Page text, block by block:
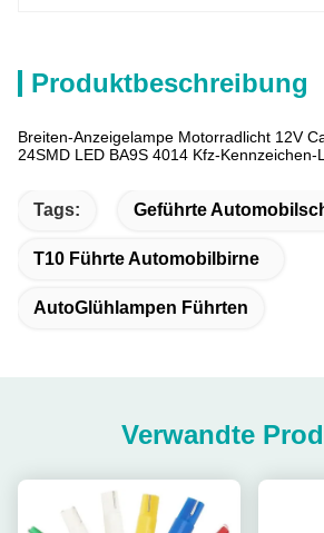
Produktbeschreibung
Breiten-Anzeigelampe Motorradlicht 12V
24SMD LED BA9S 4014 Kfz-Kennzeichen-
Tags: Geführte
T10 Führte Automobilbirne
AutoGlühlampen Führten
Verwandte